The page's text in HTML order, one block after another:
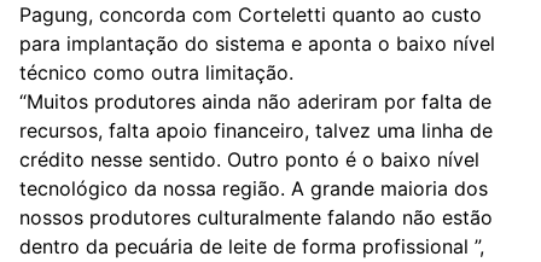
Pagung, concorda com Corteletti quanto ao custo
para implantação do sistema e aponta o baixo nível
técnico como outra limitação.
“Muitos produtores ainda não aderiram por falta de
recursos, falta apoio financeiro, talvez uma linha de
crédito nesse sentido. Outro ponto é o baixo nível
tecnológico da nossa região. A grande maioria dos
nossos produtores culturalmente falando não estão
dentro da pecuária de leite de forma profissional ”,